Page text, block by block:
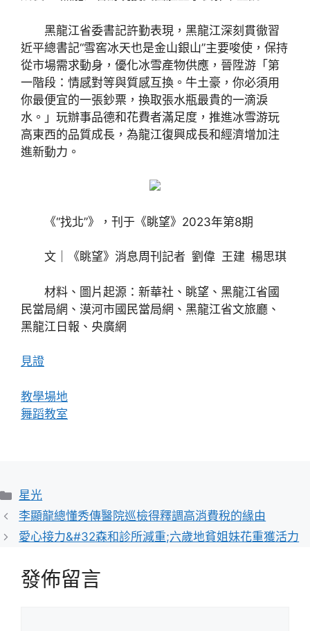
黑龍江省委書記許勤表現，黑龍江深刻貫徹習
近平總書記“雪窖冰天也是金山銀山”主要唆使，保持
從市場需求動身，優化冰雪產物供應，晉陞游「第
一階段：情感對等與質感互換。牛土豪，你必須用
你最便宜的一張鈔票，換取張水瓶最貴的一滴淚
水。」玩辦事品德和花費者滿足度，推進冰雪游玩
高東西的品質成長，為龍江復興成長和經濟增加注
進新動力。
《“找北”》，刊于《眺望》2023年第8期
文｜《眺望》消息周刊記者 劉偉 王建 楊思琪
材料、圖片起源：新華社、眺望、黑龍江省國
民當局網、漠河市國民當局網、黑龍江省文旅廳、
黑龍江日報、央廣網
見證
教學場地
舞蹈教室
分
類
星光
李顯龍總懂秀傳醫院巡檢得釋調高消費稅的緣由
愛心接力&#32森和診所減重;六歲地貧姐妹花重獲活力
發佈留言